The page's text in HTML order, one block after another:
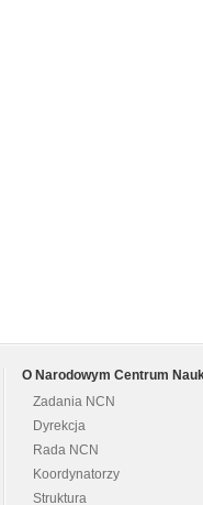
O Narodowym Centrum
Zadania NCN
Dyrekcja
Rada NCN
Koordynatorzy
Struktura